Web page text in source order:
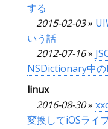
する
2015-02-03»
いう話
2012-07-16»
NSDictionary中
linux
2016-08-30»
変換してiOSライ